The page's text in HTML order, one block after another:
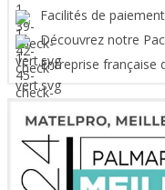
Facilités de paiement
Découvrez notre
Entreprise française